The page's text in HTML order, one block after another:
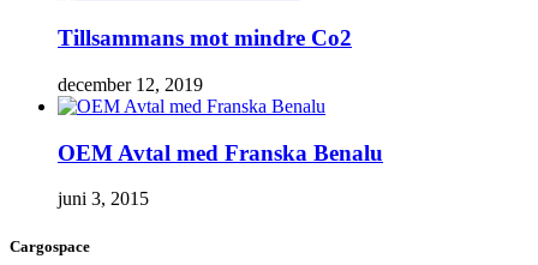
Tillsammans mot mindre Co2
december 12, 2019
OEM Avtal med Franska Benalu
juni 3, 2015
Cargospace